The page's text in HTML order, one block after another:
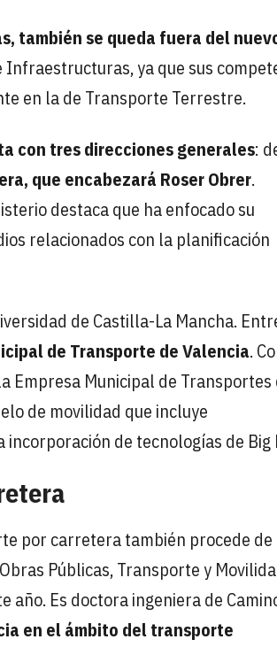
también se queda fuera del
ya que sus
en la de Transporte Terrestre.
con tres direcciones generales:
que encabezará Roser Obrer.
destaca que ha enfocado su
relacionados con la planificación
de Castilla-La Mancha.
de Transporte de Valencia.
Empresa Municipal de Transportes
de movilidad que incluye
de tecnologías de Big
por carretera también procede de
Públicas, Transporte y
año. Es doctora ingeniera de
en el ámbito del transporte